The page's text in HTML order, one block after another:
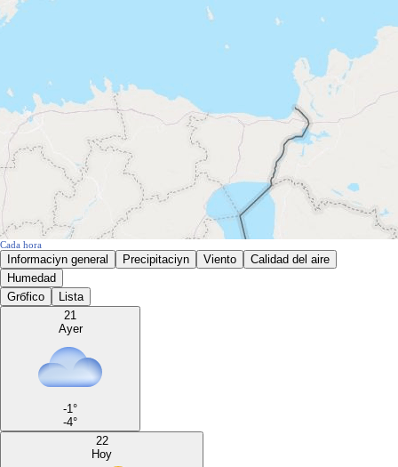
Cada hora
Informaciуn general Precipitaciуn Viento
Calidad del aire
Humedad
Grбfico
Lista
21
Ayer
-1°
-4°
22
Hoy